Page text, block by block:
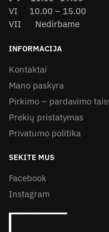
VI 10.00 – 15.00
VII Nedirbame
INFORMACIJA
Kontaktai
Mano paskyra
Pirkimo – pardavimo
Prekių pristatymas
Privatumo politika
SEKITE MUS
Facebook
Instagram